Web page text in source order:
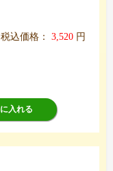
税込価格： 3,520 円
入れる